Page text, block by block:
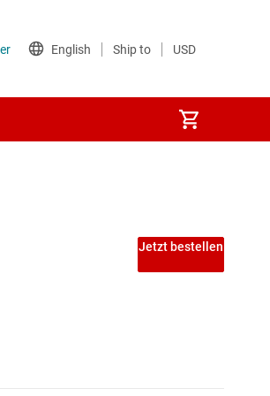
Jetzt bestellen